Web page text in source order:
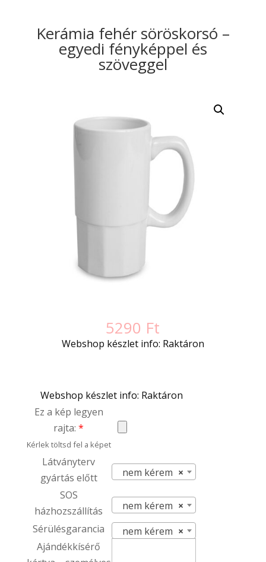
Kerámia fehér söröskorsó –
egyedi fényképpel és
szöveggel
5290 Ft
Webshop készlet info: Raktáron
Webshop készlet info: Raktáron
Ez a kép legyen
rajta:*
Kérlek töltsd fel a képet
Látványterv
gyártás előtt
×
nem kérem
SOS
házhozszállítás
×
nem kérem
Sérülésgarancia
×
nem kérem
Ajándékkísérő